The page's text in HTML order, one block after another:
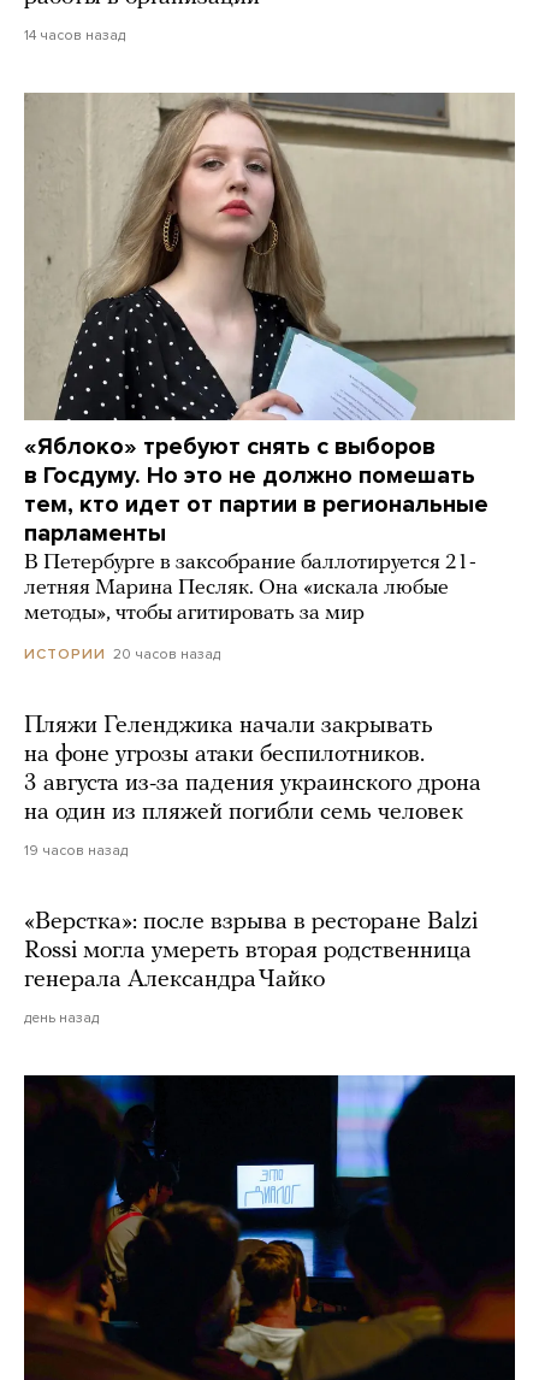
14 часов назад
«Яблоко» требуют снять с выборов
в Госдуму. Но это не должно помешать
тем, кто идет от партии в региональные
парламенты
В Петербурге в заксобрание баллотируется 21-
летняя Марина Песляк. Она «искала любые
методы», чтобы агитировать за мир
ИСТОРИИ 20 часов назад
Пляжи Геленджика начали закрывать
на фоне угрозы атаки беспилотников.
3 августа из-за падения украинского дрона
на один из пляжей погибли семь человек
19 часов назад
«Верстка»: после взрыва в ресторане Balzi
Rossi могла умереть вторая родственница
генерала Александра Чайко
день назад